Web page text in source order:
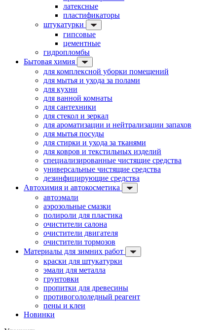
латексные
пластификаторы
штукатурки
гипсовые
цементные
гидропломбы
Бытовая химия
для комплексной уборки помещений
для мытья и ухода за полами
для кухни
для ванной комнаты
для сантехники
для стекол и зеркал
для ароматизации и нейтрализации запахов
для мытья посуды
для стирки и ухода за тканями
для ковров и текстильных изделий
специализированные чистящие средства
универсальные чистящие средства
дезинфицирующие средства
Автохимия и автокосметика
автоэмали
аэрозольные смазки
полироли для пластика
очистители салона
очистители двигателя
очистители тормозов
Материалы для зимних работ
краски для штукатурки
эмали для металла
грунтовки
пропитки для древесины
противогололедный реагент
пены и клеи
Новинки